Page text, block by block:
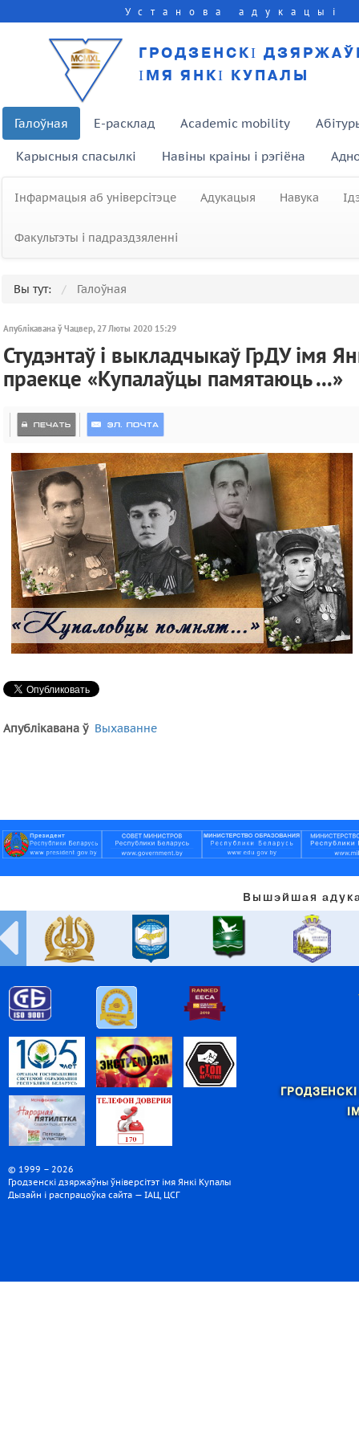
Установа адукацыі
ГРОДЗЕНСКІ
ІМЯ ЯНКІ КУПАЛЫ
Галоўная E-расклад Academic mobility
Карысныя спасылкі Навіны краіны і рэгіёна
Інфармацыя аб універсітэце Адукацыя Навука
Факультэты і падраздзяленні
Вы тут: Галоўная
Апублікавана ў Чацвер, 27 Люты 2020 15:29
Студэнтаў і выкладчыкаў ГрДУ імя
праекце «Купалаўцы памятаюць ...»
Апублікавана ў Выхаванне
Вышэйшая
© 1999 – 2026
Гродзенскі дзяржаўны ўніверсітэт імя Янкі Купалы
Дызайн і распрацоўка сайта — ІАЦ, ЦСГ